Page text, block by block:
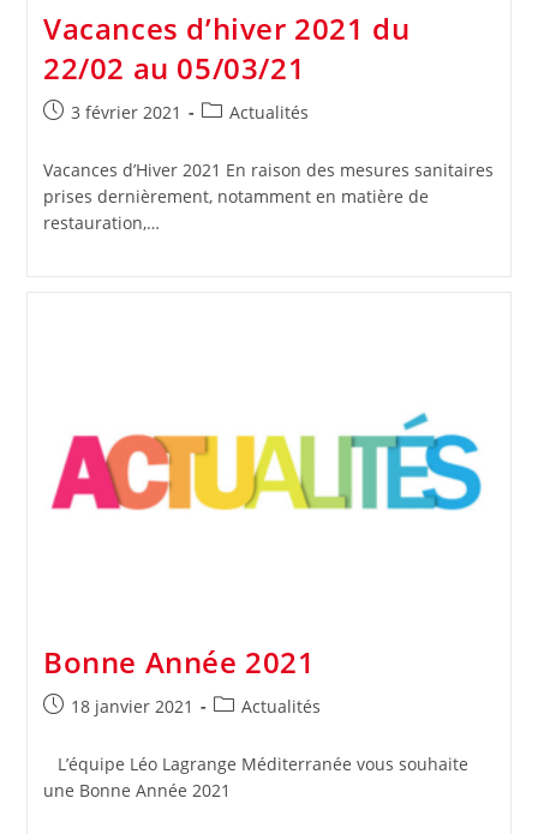
Vacances d’hiver 2021 du
22/02 au 05/03/21
Publication
3 février 2021
PostActualités
Vacances d’Hiver 2021 En raison des mesures sanitaires
prises dernièrement, notamment en matière de
restauration,…
Bonne Année 2021
Publication
18 janvier 2021
PostActualités
L’équipe Léo Lagrange Méditerranée vous souhaite
une Bonne Année 2021